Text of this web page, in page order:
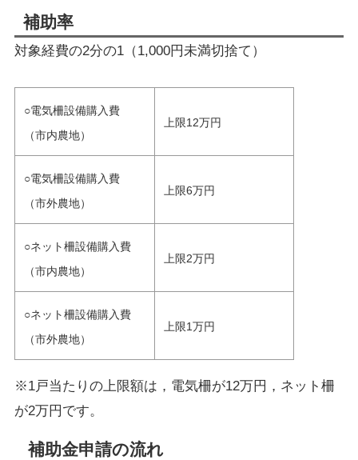
補助率
対象経費の2分の1（1,000円未満切捨て）
○電気柵設備購入費
（市内農地）
上限12万円
○電気柵設備購入費
（市外農地）
上限6万円
○ネット柵設備購入費
（市内農地）
上限2万円
○ネット柵設備購入費
（市外農地）
上限1万円
※1戸当たりの上限額は，電気柵が12万円，ネット柵
が2万円です。
補助金申請の流れ